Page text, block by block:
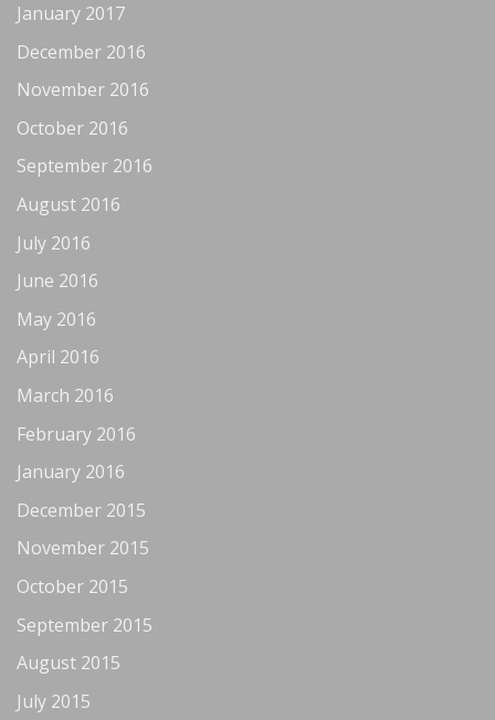
January 2017
December 2016
November 2016
October 2016
September 2016
August 2016
July 2016
June 2016
May 2016
April 2016
March 2016
February 2016
January 2016
December 2015
November 2015
October 2015
September 2015
August 2015
July 2015